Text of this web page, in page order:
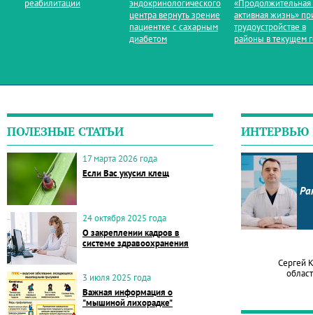
реабилитации
эндокринологического
центра вернуть зрение
пациентке с сахарным
диабетом
«Продолжительная
активная жизнь»
трудоустройстве в
районы в текущем
ПОЛЕЗНЫЕ СТАТЬИ
17 марта 2026 года
Если Вас укусил клещ
24 октября 2025 года
О закреплении кадров в
системе здравоохранения
3 июля 2025 года
Важная информация о
"мышиной лихорадке"
ИНТЕРВЬЮ
Сергей